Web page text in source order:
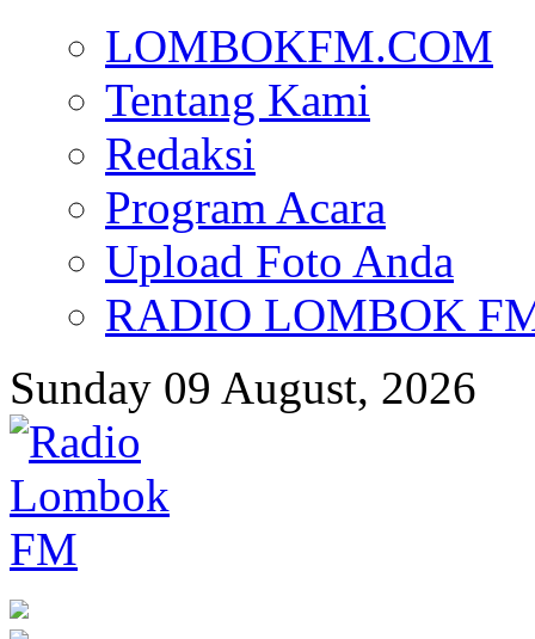
LOMBOKFM.COM
Tentang Kami
Redaksi
Program Acara
Upload Foto Anda
RADIO LOMBOK
Sunday 09 August, 2026